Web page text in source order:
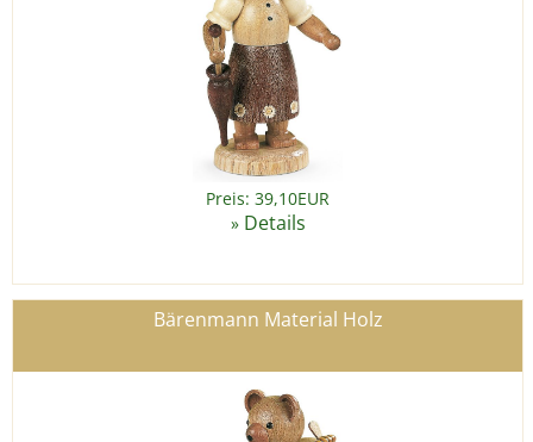
Preis: 39,10EUR
» Details
Bärenmann Material Holz